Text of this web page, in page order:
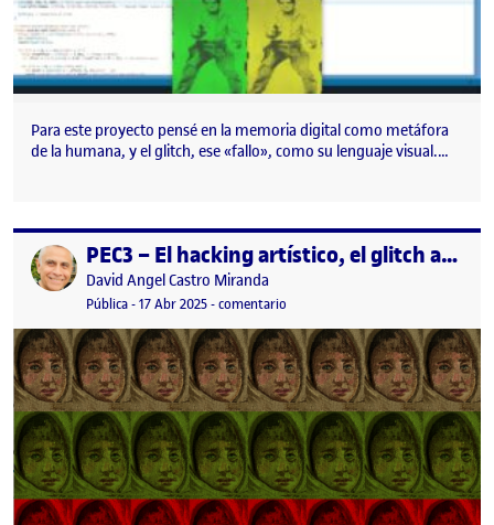
Para este proyecto pensé en la memoria digital como metáfora
de la humana, y el glitch, ese «fallo», como su lenguaje visual.…
Publicado por PEC3 – El hacking artístico, el glitch art y la intervención fotográfica
Publicado por
David Angel Castro Miranda
Visibilidad:
Pública-Fecha de publicación
17 Abr 202517 abril, 2025 9:11 pm
-comentario